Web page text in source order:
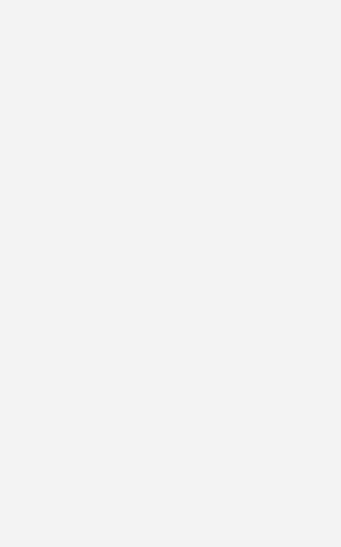
25: Neue Wege im
Mund und Dr. Stefan Lackner gemeinsam mit
Highlights des vergangenen Jahres und wagen
und Innovationen im Fensterbau 2025.